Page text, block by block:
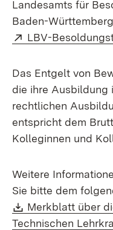
Landesamts für
Baden-
Extern:
LBV-
Das Entgelt von
die ihre Ausbildung
rechtlichen
entspricht dem
Kolleginnen und
Weitere
Sie bitte dem
Download:
Merkblatt über
Technischen